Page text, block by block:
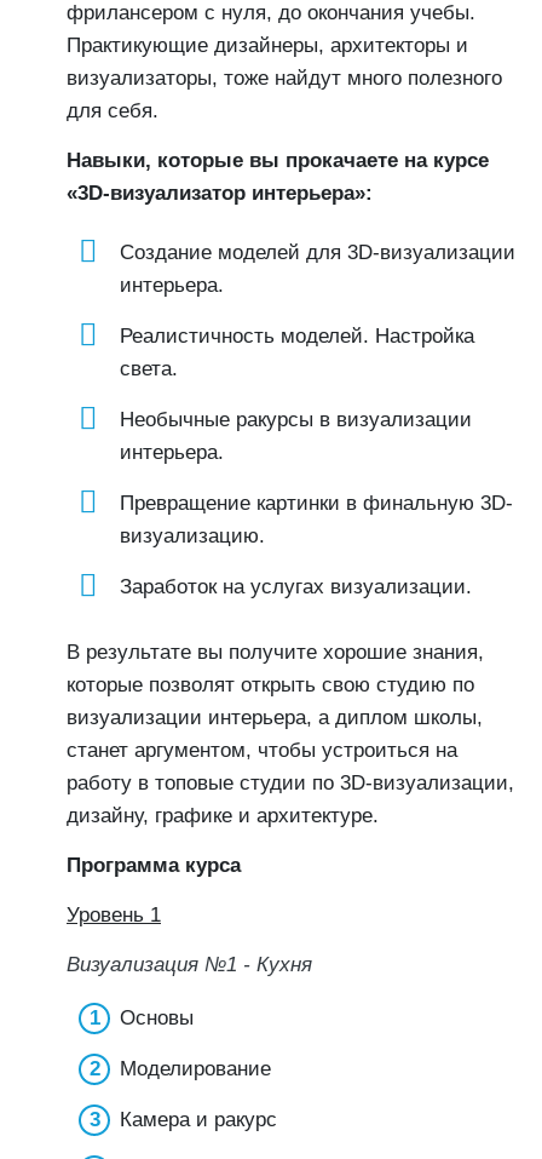
фрилансером с нуля, до окончания учебы.
Практикующие дизайнеры, архитекторы и
визуализаторы, тоже найдут много полезного
для себя.
Навыки, которые вы прокачаете на курсе
«3D-визуализатор интерьера»:
Создание моделей для 3D-визуализации
интерьера.
Реалистичность моделей. Настройка
света.
Необычные ракурсы в визуализации
интерьера.
Превращение картинки в финальную 3D-
визуализацию.
Заработок на услугах визуализации.
В результате вы получите хорошие знания,
которые позволят открыть свою студию по
визуализации интерьера, а диплом школы,
станет аргументом, чтобы устроиться на
работу в топовые студии по 3D-визуализации,
дизайну, графике и архитектуре.
Программа курса
Уровень 1
Визуализация №1 - Кухня
Основы
Моделирование
Камера и ракурс